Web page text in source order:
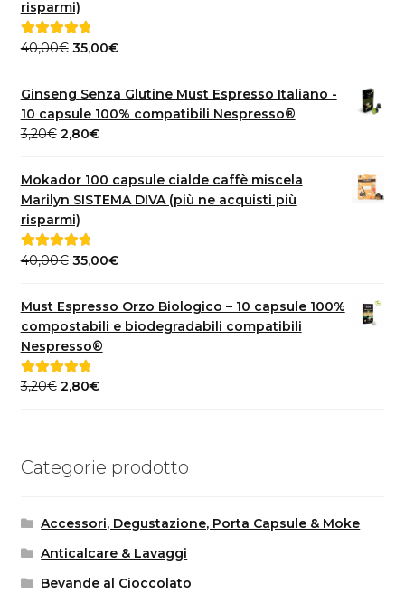
risparmi)
Valutato5.00
40,00€ Il
originale
era:
40,00€.
35,00€Il
attuale
è:
Ginseng Senza Glutine Must Espresso Italiano -
10 capsule 100% compatibili Nespresso®
3,20€ Il
originale
era:
3,20€.
2,80€Il
attuale
è:
Mokador 100 capsule cialde caffè miscela
Marilyn SISTEMA DIVA (più ne acquisti più
risparmi)
Valutato5.00
40,00€ Il
era:
40,00€.
35,00€Il
attuale
è:
Must Espresso Orzo Biologico – 10 capsule 100%
compostabili e biodegradabili compatibili
Nespresso®
Valutato5.00
3,20€ Il
3,20€.
2,80€Il
2,80€.
Categorie prodotto
Accessori, Degustazione, Porta Capsule & Moke
Anticalcare & Lavaggi
Bevande al Cioccolato